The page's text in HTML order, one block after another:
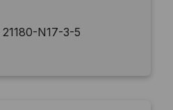
21180-N17-3-5